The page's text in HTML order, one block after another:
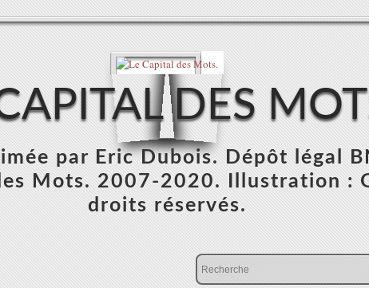
DES
par Eric Dubois. Dépôt légal
Mots. 2007-2020. Illustration :
droits réservés.